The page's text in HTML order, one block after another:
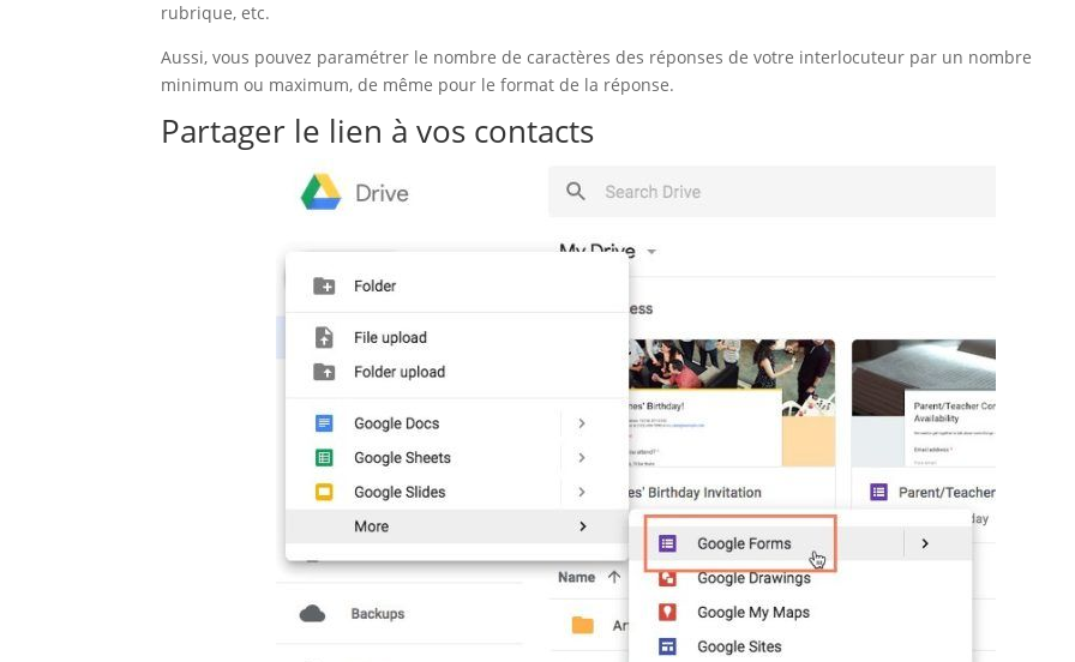
rubrique, etc.
Aussi, vous pouvez paramétrer le nombre de caractères des réponses de votre interlocuteur par un nombre
minimum ou maximum, de même pour le format de la réponse.
Partager le lien à vos contacts